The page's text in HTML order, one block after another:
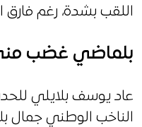
اللقب بشدة، رغم فارق
بلماضي غضب
عاد يوسف بلايلي
الناخب الوطني جمال